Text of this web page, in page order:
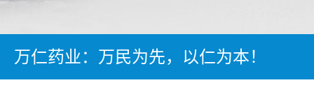
万仁药业：万民为先，以仁为本！